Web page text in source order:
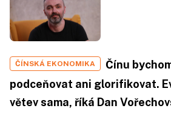
ČÍNSKÁ EKONOMIKA
Čínu
podceňovat ani glorifikovat.
větev sama, říká Dan